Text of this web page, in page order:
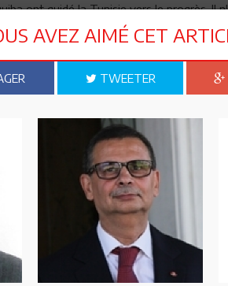
ont guidé la Tunisie vers le progrès. Il
dérives ... ce qui est tout à fait juste. "
" ! Devrait être la devise de tous ceux
leur stupide projet de "protection de la
pour leur protéger leur révolution
à commencer par Marzouki qui a trahi
de Ghannouchi parce qu'il lui doit d'être
que revendiquent les extrémistes
mesure pour BCE, car il arrangerait bien
qui lui fait de l'ombre ! Or l'hypocrisie
par brassées des anciens ayant servis
de cohérence, n'est plus
collective : c'est à la justice de
en définitif, de faire son choix et
Si le Dr Karaoui était sincère et sans
est donc : - soit une manœuvre pour
petite ambition personnelle tout à fait
AVEZ AIMÉ CET
TWEETER